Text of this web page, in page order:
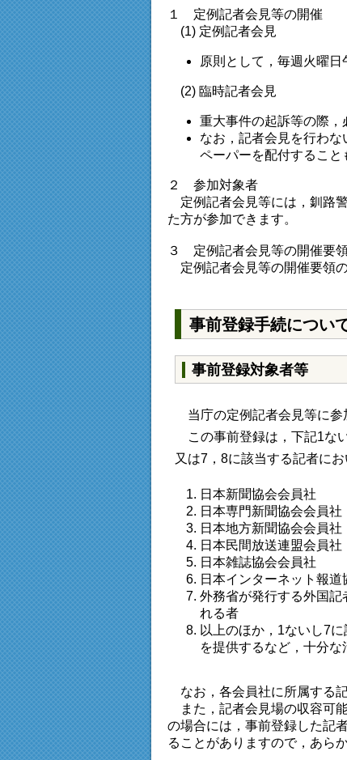
１ 定例記者会見等の開催
(1) 定例記者会見
原則として，毎週火曜日
(2) 臨時記者会見
重大事件の起訴等の際，
なお，記者会見を行わ
ペーパーを配付すること
２ 参加対象者
定例記者会見等には，釧路
た方が参加できます。
３ 定例記者会見等の開催要
定例記者会見等の開催要領
事前登録手続につい
事前登録対象者等
当庁の定例記者会見等に参
この事前登録は，下記1な
又は7，8に該当する記者に
日本新聞協会会員社
日本専門新聞協会会員社
日本地方新聞協会会員社
日本民間放送連盟会員社
日本雑誌協会会員社
日本インターネット報道
外務省が発行する外国
れる者
以上のほか，1ないし7
を提供するなど，十分
なお，各会員社に所属する
また，記者会見場の収容可
の場合には，事前登録した記
ることがありますので，あら